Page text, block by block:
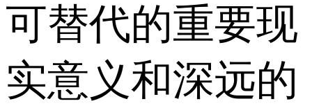
可替代的重要现
实意义和深远的